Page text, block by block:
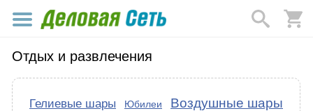
Отдых и развлечения
Гелиевые шары Юбилеи Воздушные шары